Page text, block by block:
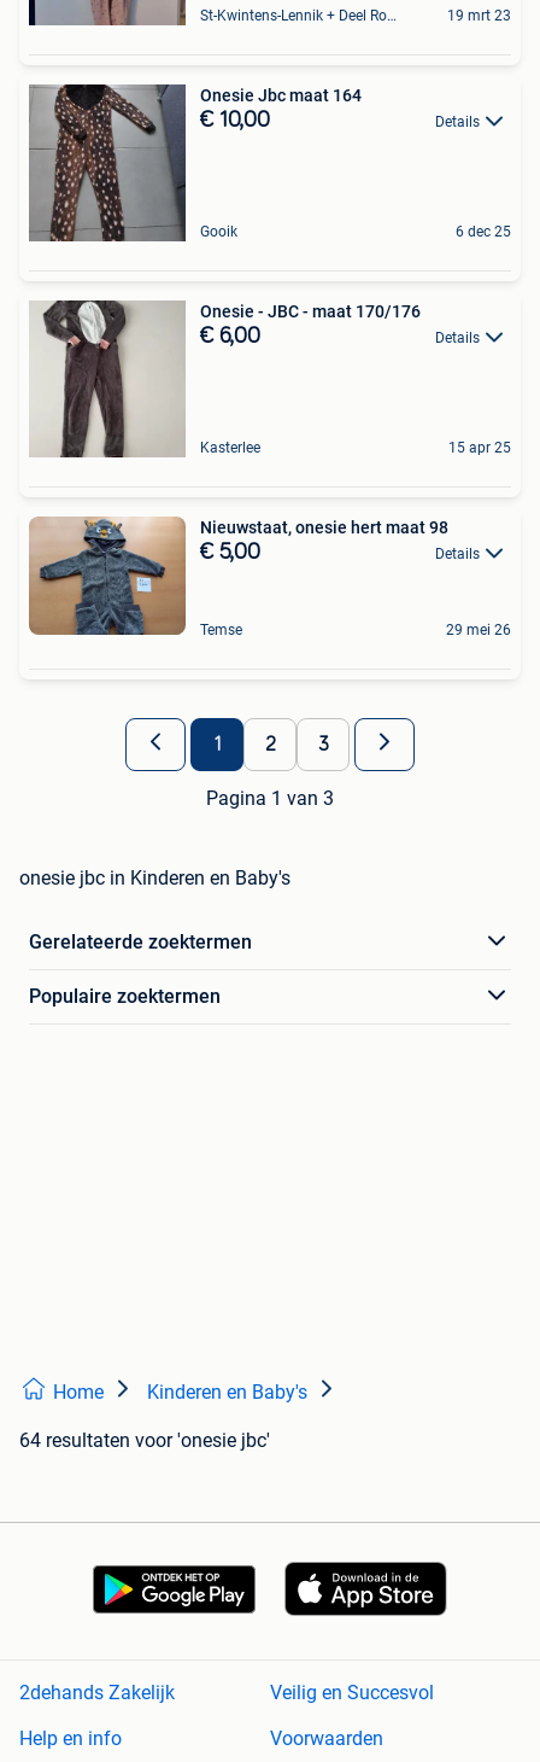
St-Kwintens-Lennik + Deel Roosdaal 19 mrt 23
Onesie Jbc maat 164
€ 10,00 Details
Gooik 6 dec 25
Onesie - JBC - maat 170/176
€ 6,00 Details
Kasterlee 15 apr 25
Nieuwstaat, onesie hert maat 98
€ 5,00 Details
Temse 29 mei 26
1 2 3
Pagina 1 van 3
onesie jbc in Kinderen en Baby's
Gerelateerde zoektermen
Populaire zoektermen
Home Kinderen en Baby's
64 resultaten voor 'onesie jbc'
2dehands Zakelijk
Veilig en Succesvol
Help en info
Voorwaarden